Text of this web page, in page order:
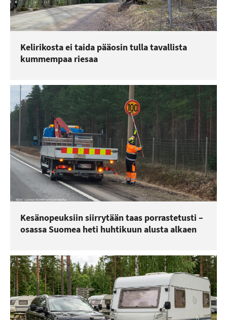
Kelirikosta ei taida pääosin tulla tavallista
kummempaa riesaa
Kesänopeuksiin siirrytään taas porrastetusti –
osassa Suomea heti huhtikuun alusta alkaen